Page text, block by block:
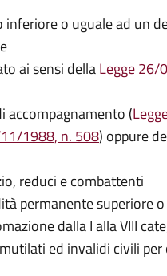
o uguale ad un
ai sensi dellaLegge 26/
accompagnamento (
1988, n. 508) oppure
reduci e combattenti
permanente superiore o
dalla I alla VIII
ed invalidi civili per